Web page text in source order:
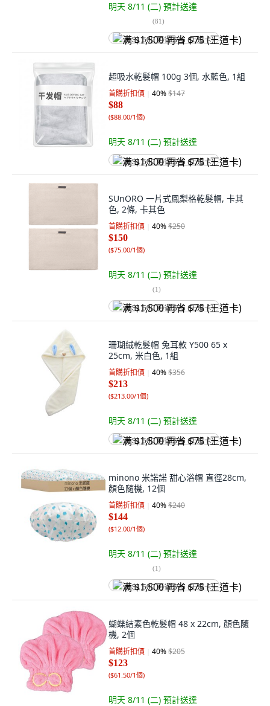
明天 8/11 (二) 預計送達
(81)
满 $1,500 再省 $75 (王道卡)
超吸水乾髮帽 100g 3個, 水藍色, 1組
首購折扣價 40%$147
$88
($88.00/1個)
明天 8/11 (二) 預計送達
满 $1,500 再省 $75 (王道卡)
SUnORO 一片式鳳梨格乾髮帽, 卡其
色, 2條, 卡其色
首購折扣價 40%$250
$150
($75.00/1個)
明天 8/11 (二) 預計送達
(1)
满 $1,500 再省 $75 (王道卡)
珊瑚絨乾髮帽 兔耳款 Y500 65 x
25cm, 米白色, 1組
首購折扣價 40%$356
$213
($213.00/1個)
明天 8/11 (二) 預計送達
满 $1,500 再省 $75 (王道卡)
minono 米諾諾 甜心浴帽 直徑28cm,
顏色隨機, 12個
首購折扣價 40%$240
$144
($12.00/1個)
明天 8/11 (二) 預計送達
(1)
满 $1,500 再省 $75 (王道卡)
蝴蝶結素色乾髮帽 48 x 22cm, 顏色隨
機, 2個
首購折扣價 40%$205
$123
($61.50/1個)
明天 8/11 (二) 預計送達